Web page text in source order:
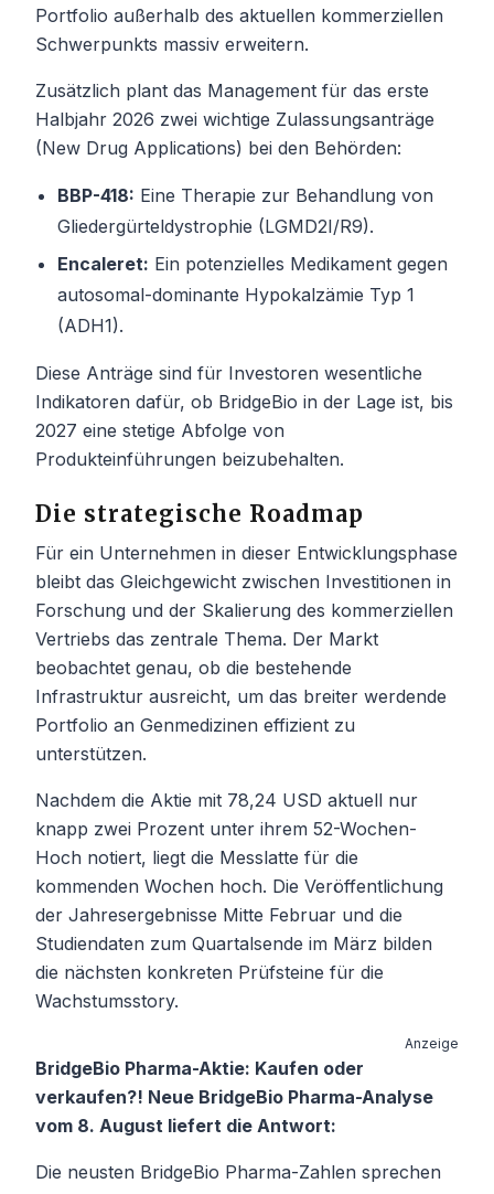
Portfolio außerhalb des aktuellen kommerziellen
Schwerpunkts massiv erweitern.
Zusätzlich plant das Management für das erste
Halbjahr 2026 zwei wichtige Zulassungsanträge
(New Drug Applications) bei den Behörden:
BBP-418: Eine Therapie zur Behandlung von
Gliedergürteldystrophie (LGMD2I/R9).
Encaleret: Ein potenzielles Medikament gegen
autosomal-dominante Hypokalzämie Typ 1
(ADH1).
Diese Anträge sind für Investoren wesentliche
Indikatoren dafür, ob BridgeBio in der Lage ist, bis
2027 eine stetige Abfolge von
Produkteinführungen beizubehalten.
Die strategische Roadmap
Für ein Unternehmen in dieser Entwicklungsphase
bleibt das Gleichgewicht zwischen Investitionen in
Forschung und der Skalierung des kommerziellen
Vertriebs das zentrale Thema. Der Markt
beobachtet genau, ob die bestehende
Infrastruktur ausreicht, um das breiter werdende
Portfolio an Genmedizinen effizient zu
unterstützen.
Nachdem die Aktie mit 78,24 USD aktuell nur
knapp zwei Prozent unter ihrem 52-Wochen-
Hoch notiert, liegt die Messlatte für die
kommenden Wochen hoch. Die Veröffentlichung
der Jahresergebnisse Mitte Februar und die
Studiendaten zum Quartalsende im März bilden
die nächsten konkreten Prüfsteine für die
Wachstumsstory.
Anzeige
BridgeBio Pharma-Aktie: Kaufen oder
verkaufen?! Neue BridgeBio Pharma-Analyse
vom 8. August liefert die Antwort:
Die neusten BridgeBio Pharma-Zahlen sprechen